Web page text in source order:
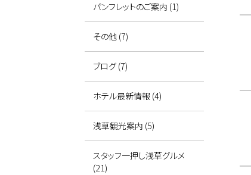
パンフレットのご案内 (1)
その他 (7)
ブログ (7)
ホテル最新情報 (4)
浅草観光案内 (5)
スタッフ一押し浅草グルメ
(21)